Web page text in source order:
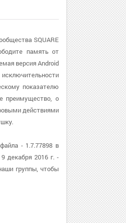
SQUARE
память от
версия Android
показателю
преимущество, о
действиями
- 1.7.77898 в
декабря 2016 г. -
группы, чтобы